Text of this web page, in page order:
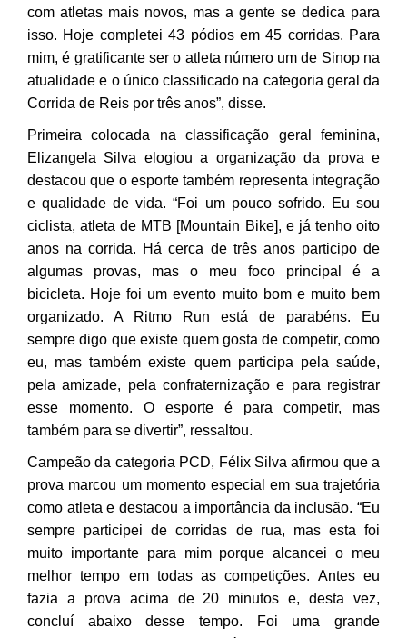
com atletas mais novos, mas a gente se dedica para
isso. Hoje completei 43 pódios em 45 corridas. Para
mim, é gratificante ser o atleta número um de Sinop na
atualidade e o único classificado na categoria geral da
Corrida de Reis por três anos”, disse.
Primeira colocada na classificação geral feminina,
Elizangela Silva elogiou a organização da prova e
destacou que o esporte também representa integração
e qualidade de vida. “Foi um pouco sofrido. Eu sou
ciclista, atleta de MTB [Mountain Bike], e já tenho oito
anos na corrida. Há cerca de três anos participo de
algumas provas, mas o meu foco principal é a
bicicleta. Hoje foi um evento muito bom e muito bem
organizado. A Ritmo Run está de parabéns. Eu
sempre digo que existe quem gosta de competir, como
eu, mas também existe quem participa pela saúde,
pela amizade, pela confraternização e para registrar
esse momento. O esporte é para competir, mas
também para se divertir”, ressaltou.
Campeão da categoria PCD, Félix Silva afirmou que a
prova marcou um momento especial em sua trajetória
como atleta e destacou a importância da inclusão. “Eu
sempre participei de corridas de rua, mas esta foi
muito importante para mim porque alcancei o meu
melhor tempo em todas as competições. Antes eu
fazia a prova acima de 20 minutos e, desta vez,
concluí abaixo desse tempo. Foi uma grande